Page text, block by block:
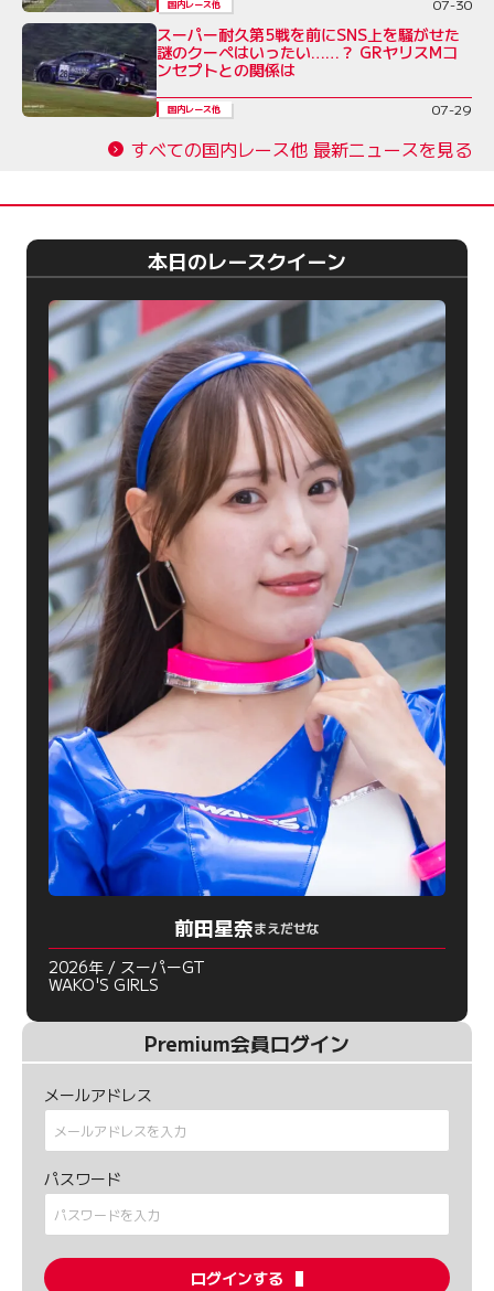
国内レース他 07-30
スーパー耐久第5戦を前にSNS上を騒がせた
謎のクーペはいったい……？ GRヤリスMコ
ンセプトとの関係は
国内レース他 07-29
すべての国内レース他 最新ニュースを見る
本日のレースクイーン
前田星奈まえだせな
2026年 / スーパーGT
WAKO'S GIRLS
Premium会員ログイン
メールアドレス
パスワード
ログインする